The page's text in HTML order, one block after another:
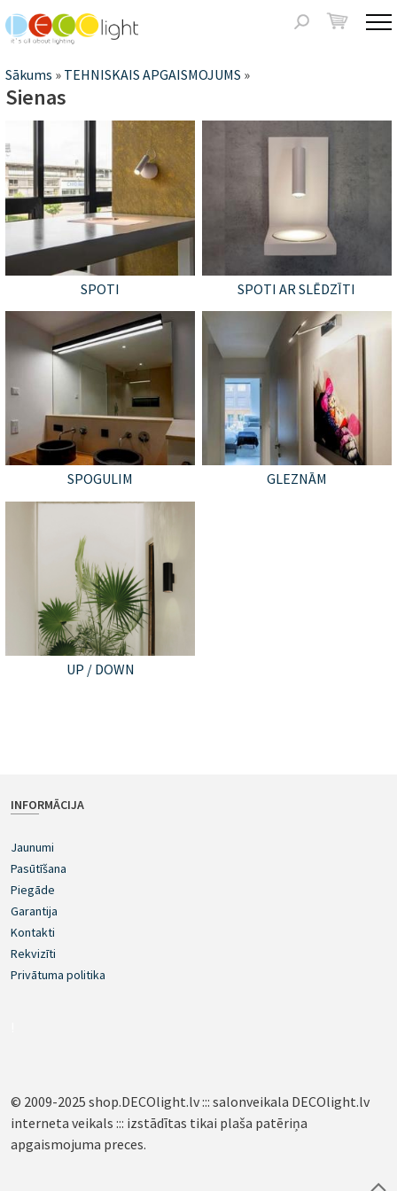
Meklēšanas
Jūs
atrodaties
šeit
Sākums » TEHNISKAIS APGAISMOJUMS »
Sienas
SPOTI SPOTI AR SLĒDZĪTI
SPOGULIM GLEZNĀM
UP / DOWN
INFORMĀCIJA
Jaunumi
Pasūtīšana
Piegāde
Garantija
Kontakti
Rekvizīti
Privātuma politika
© 2009-2025 shop.DECOlight.lv ::: salonveikala DECOlight.lv
interneta veikals ::: izstādītas tikai plaša patēriņa
apgaismojuma preces.